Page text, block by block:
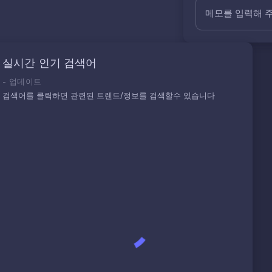
메모를 입력해
실시간 인기 검색어
- 업데이트
검색어를 클릭하면 관련된 트렌드/정보를 검색할수 있습니다